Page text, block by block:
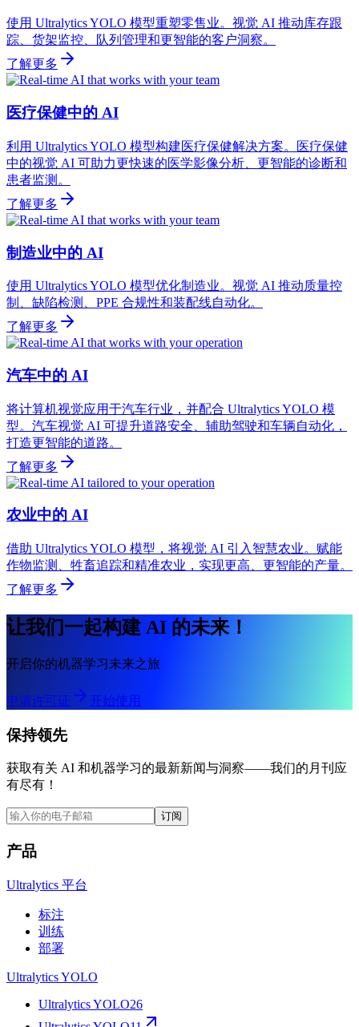
使用 Ultralytics YOLO 模型重塑零售业。视觉 AI 推动库存跟
踪、货架监控、队列管理和更智能的客户洞察。
了解更多
医疗保健中的 AI
利用 Ultralytics YOLO 模型构建医疗保健解决方案。医疗保健
中的视觉 AI 可助力更快速的医学影像分析、更智能的诊断和
患者监测。
了解更多
制造业中的 AI
使用 Ultralytics YOLO 模型优化制造业。视觉 AI 推动质量控
制、缺陷检测、PPE 合规性和装配线自动化。
了解更多
汽车中的 AI
将计算机视觉应用于汽车行业，并配合 Ultralytics YOLO 模
型。汽车视觉 AI 可提升道路安全、辅助驾驶和车辆自动化，
打造更智能的道路。
了解更多
农业中的 AI
借助 Ultralytics YOLO 模型，将视觉 AI 引入智慧农业。赋能
作物监测、牲畜追踪和精准农业，实现更高、更智能的产量。
了解更多
让我们一起构建 AI 的未来！
开启你的机器学习未来之旅
申请许可证 开始使用
保持领先
获取有关 AI 和机器学习的最新新闻与洞察——我们的月刊应
有尽有！
订阅
产品
Ultralytics 平台
标注
训练
部署
Ultralytics YOLO
Ultralytics YOLO26